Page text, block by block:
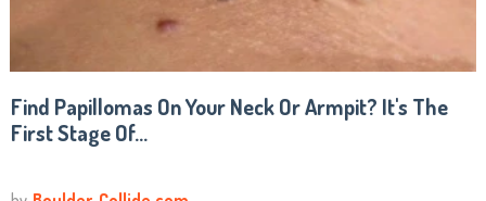
Find Papillomas On Your Neck Or Armpit? It's The
First Stage Of...